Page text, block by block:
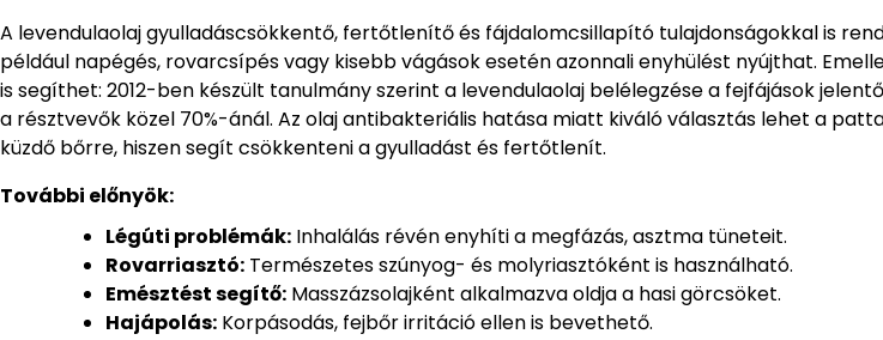
A levendulaolaj gyulladáscsökkentő, fertőtlenítő és fájdalomcsillapító tulajdonságokkal is
például napégés, rovarcsípés vagy kisebb vágások esetén azonnali enyhülést nyújthat.
is segíthet: 2012-ben készült tanulmány szerint a levendulaolaj belélegzése a fejfájások
a résztvevők közel 70%-ánál. Az olaj antibakteriális hatása miatt kiváló választás lehet a
küzdő bőrre, hiszen segít csökkenteni a gyulladást és fertőtlenít.
További előnyök:
Légúti problémák: Inhalálás révén enyhíti a megfázás, asztma tüneteit.
Rovarriasztó: Természetes szúnyog- és molyriasztóként is használható.
Emésztést segítő: Masszázsolajként alkalmazva oldja a hasi görcsöket.
Hajápolás: Korpásodás, fejbőr irritáció ellen is bevethető.